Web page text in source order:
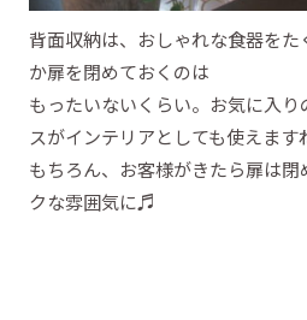
背面収納は、おしゃれな食器を
か扉を閉めておくのは
もったいないくらい。お気に入り
スがインテリアとしても使えます
もちろん、お客様がきたら扉は閉
クな雰囲気に♬